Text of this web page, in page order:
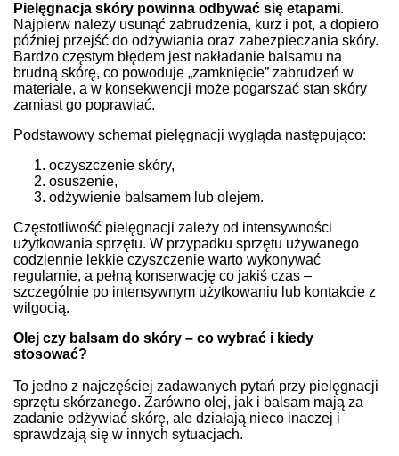
Pielęgnacja skóry powinna odbywać się etapami.
Najpierw należy usunąć zabrudzenia, kurz i pot, a dopiero
później przejść do odżywiania oraz zabezpieczania skóry.
Bardzo częstym błędem jest nakładanie balsamu na
brudną skórę, co powoduje „zamknięcie” zabrudzeń w
materiale, a w konsekwencji może pogarszać stan skóry
zamiast go poprawiać.
Podstawowy schemat pielęgnacji wygląda następująco:
oczyszczenie skóry,
osuszenie,
odżywienie balsamem lub olejem.
Częstotliwość pielęgnacji zależy od intensywności
użytkowania sprzętu. W przypadku sprzętu używanego
codziennie lekkie czyszczenie warto wykonywać
regularnie, a pełną konserwację co jakiś czas –
szczególnie po intensywnym użytkowaniu lub kontakcie z
wilgocią.
Olej czy balsam do skóry – co wybrać i kiedy
stosować?
To jedno z najczęściej zadawanych pytań przy pielęgnacji
sprzętu skórzanego. Zarówno olej, jak i balsam mają za
zadanie odżywiać skórę, ale działają nieco inaczej i
sprawdzają się w innych sytuacjach.